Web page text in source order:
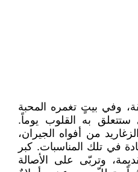
وفي بيتٍ تغمره المحبة
ستتعلق به القلوب يوماً.
من أفواه الجيران،
في تلك المناسبات. كبر
وتربّى على الأصالة